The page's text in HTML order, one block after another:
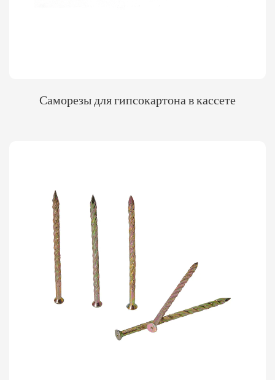
Саморезы для гипсокартона в кассете